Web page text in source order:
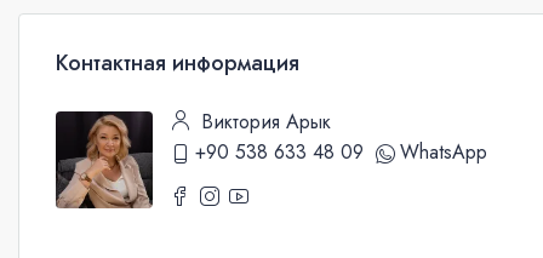
Контактная информация
Виктория Арык
+90 538 633 48 09
WhatsApp